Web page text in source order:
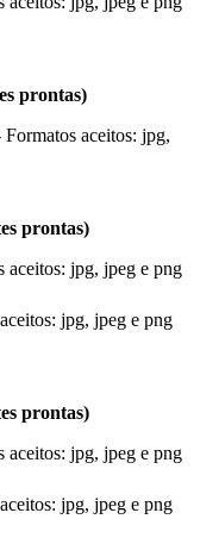
prontas)
aceitos: jpg,
prontas)
aceitos: jpg, jpeg e png
jpg, jpeg e png
prontas)
aceitos: jpg, jpeg e png
jpg, jpeg e png